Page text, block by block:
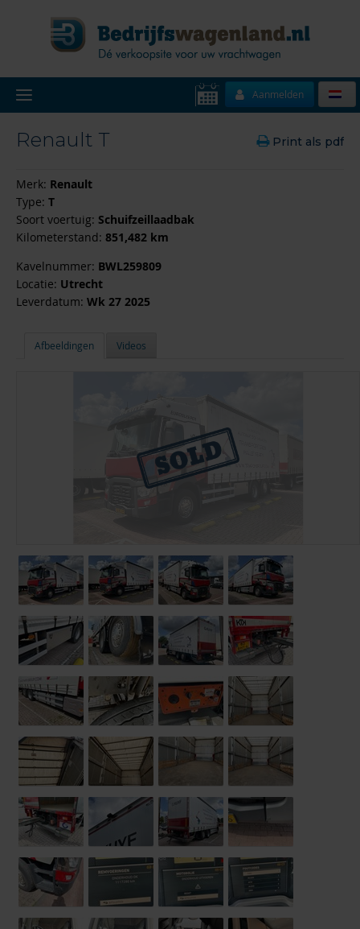
Aanmelden
Renault T Print als pdf
Merk: Renault
Type: T
Soort voertuig: Schuifzeillaadbak
Kilometerstand: 851,482 km
Kavelnummer: BWL259809
Locatie: Utrecht
Leverdatum: Wk 27 2025
Afbeeldingen Videos